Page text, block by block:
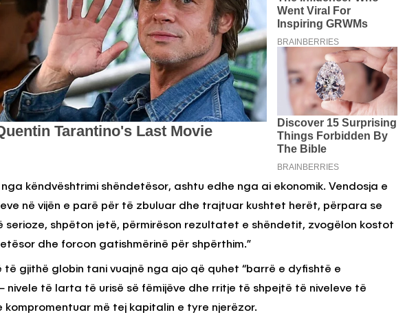
nga këndvështrimi shëndetësor, ashtu edhe nga ai ekonomik. Vendosja e
në vijën e parë për të zbuluar dhe trajtuar kushtet herët, përpara se
serioze, shpëton jetë, përmirëson rezultatet e shëndetit, zvogëlon kostot
dhe forcon gatishmërinë për shpërthim.”
të gjithë globin tani vuajnë nga ajo që quhet “barrë e dyfishtë e
nivele të larta të urisë së fëmijëve dhe rritje të shpejtë të niveleve të
kompromentuar më tej kapitalin e tyre njerëzor.